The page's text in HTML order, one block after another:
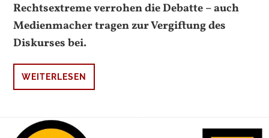
Rechtsextreme verrohen die Debatte – auch
Medienmacher tragen zur Vergiftung des
Diskurses bei.
WEITERLESEN